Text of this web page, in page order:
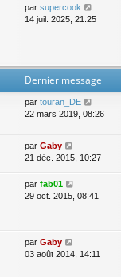
par supercook
14 juil. 2025, 21:25
Dernier message
par touran_DE
22 mars 2019, 08:26
par Gaby
21 déc. 2015, 10:27
par fab01
29 oct. 2015, 08:41
par Gaby
03 août 2014, 14:11